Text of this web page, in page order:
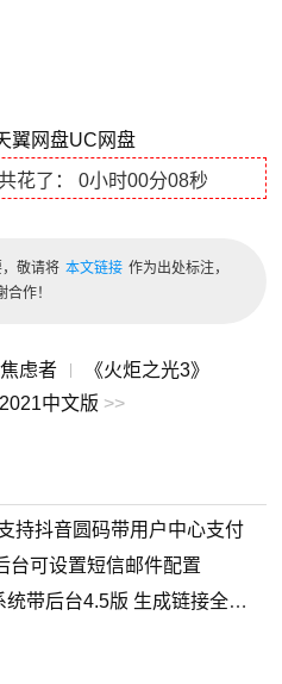
翼网盘UC网盘
花了：
0小时00分08秒
敬请将 本文链接 作为出处标注，
合作！
虑者
《火炬之光3》
中文版 >>
持抖音圆码带用户中心支付
台可设置短信邮件配置
后台4.5版 生成链接全套防红